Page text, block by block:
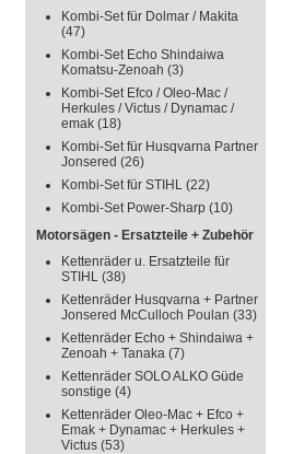
Kombi-Set für Dolmar / Makita
(47)
Kombi-Set Echo Shindaiwa
Komatsu-Zenoah (3)
Kombi-Set Efco / Oleo-Mac /
Herkules / Victus / Dynamac /
emak (18)
Kombi-Set für Husqvarna Partner
Jonsered (26)
Kombi-Set für STIHL (22)
Kombi-Set Power-Sharp (10)
Motorsägen - Ersatzteile + Zubehör
Kettenräder u. Ersatzteile für
STIHL (38)
Kettenräder Husqvarna + Partner
Jonsered McCulloch Poulan (33)
Kettenräder Echo + Shindaiwa +
Zenoah + Tanaka (7)
Kettenräder SOLO ALKO Güde
sonstige (4)
Kettenräder Oleo-Mac + Efco +
Emak + Dynamac + Herkules +
Victus (53)